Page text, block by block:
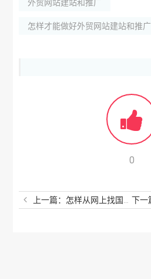
外贸网站建站和推广
怎样才能做好外贸网站建站和推广
0
上一篇：怎样从网上找国外客户？看完后保证你秒懂